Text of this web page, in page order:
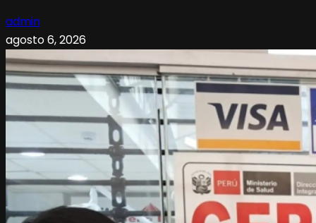
admin
agosto 6, 2026